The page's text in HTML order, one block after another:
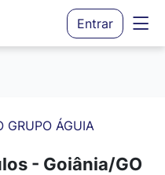
Entrar
GRUPO ÁGUIA
- Goiânia/GO